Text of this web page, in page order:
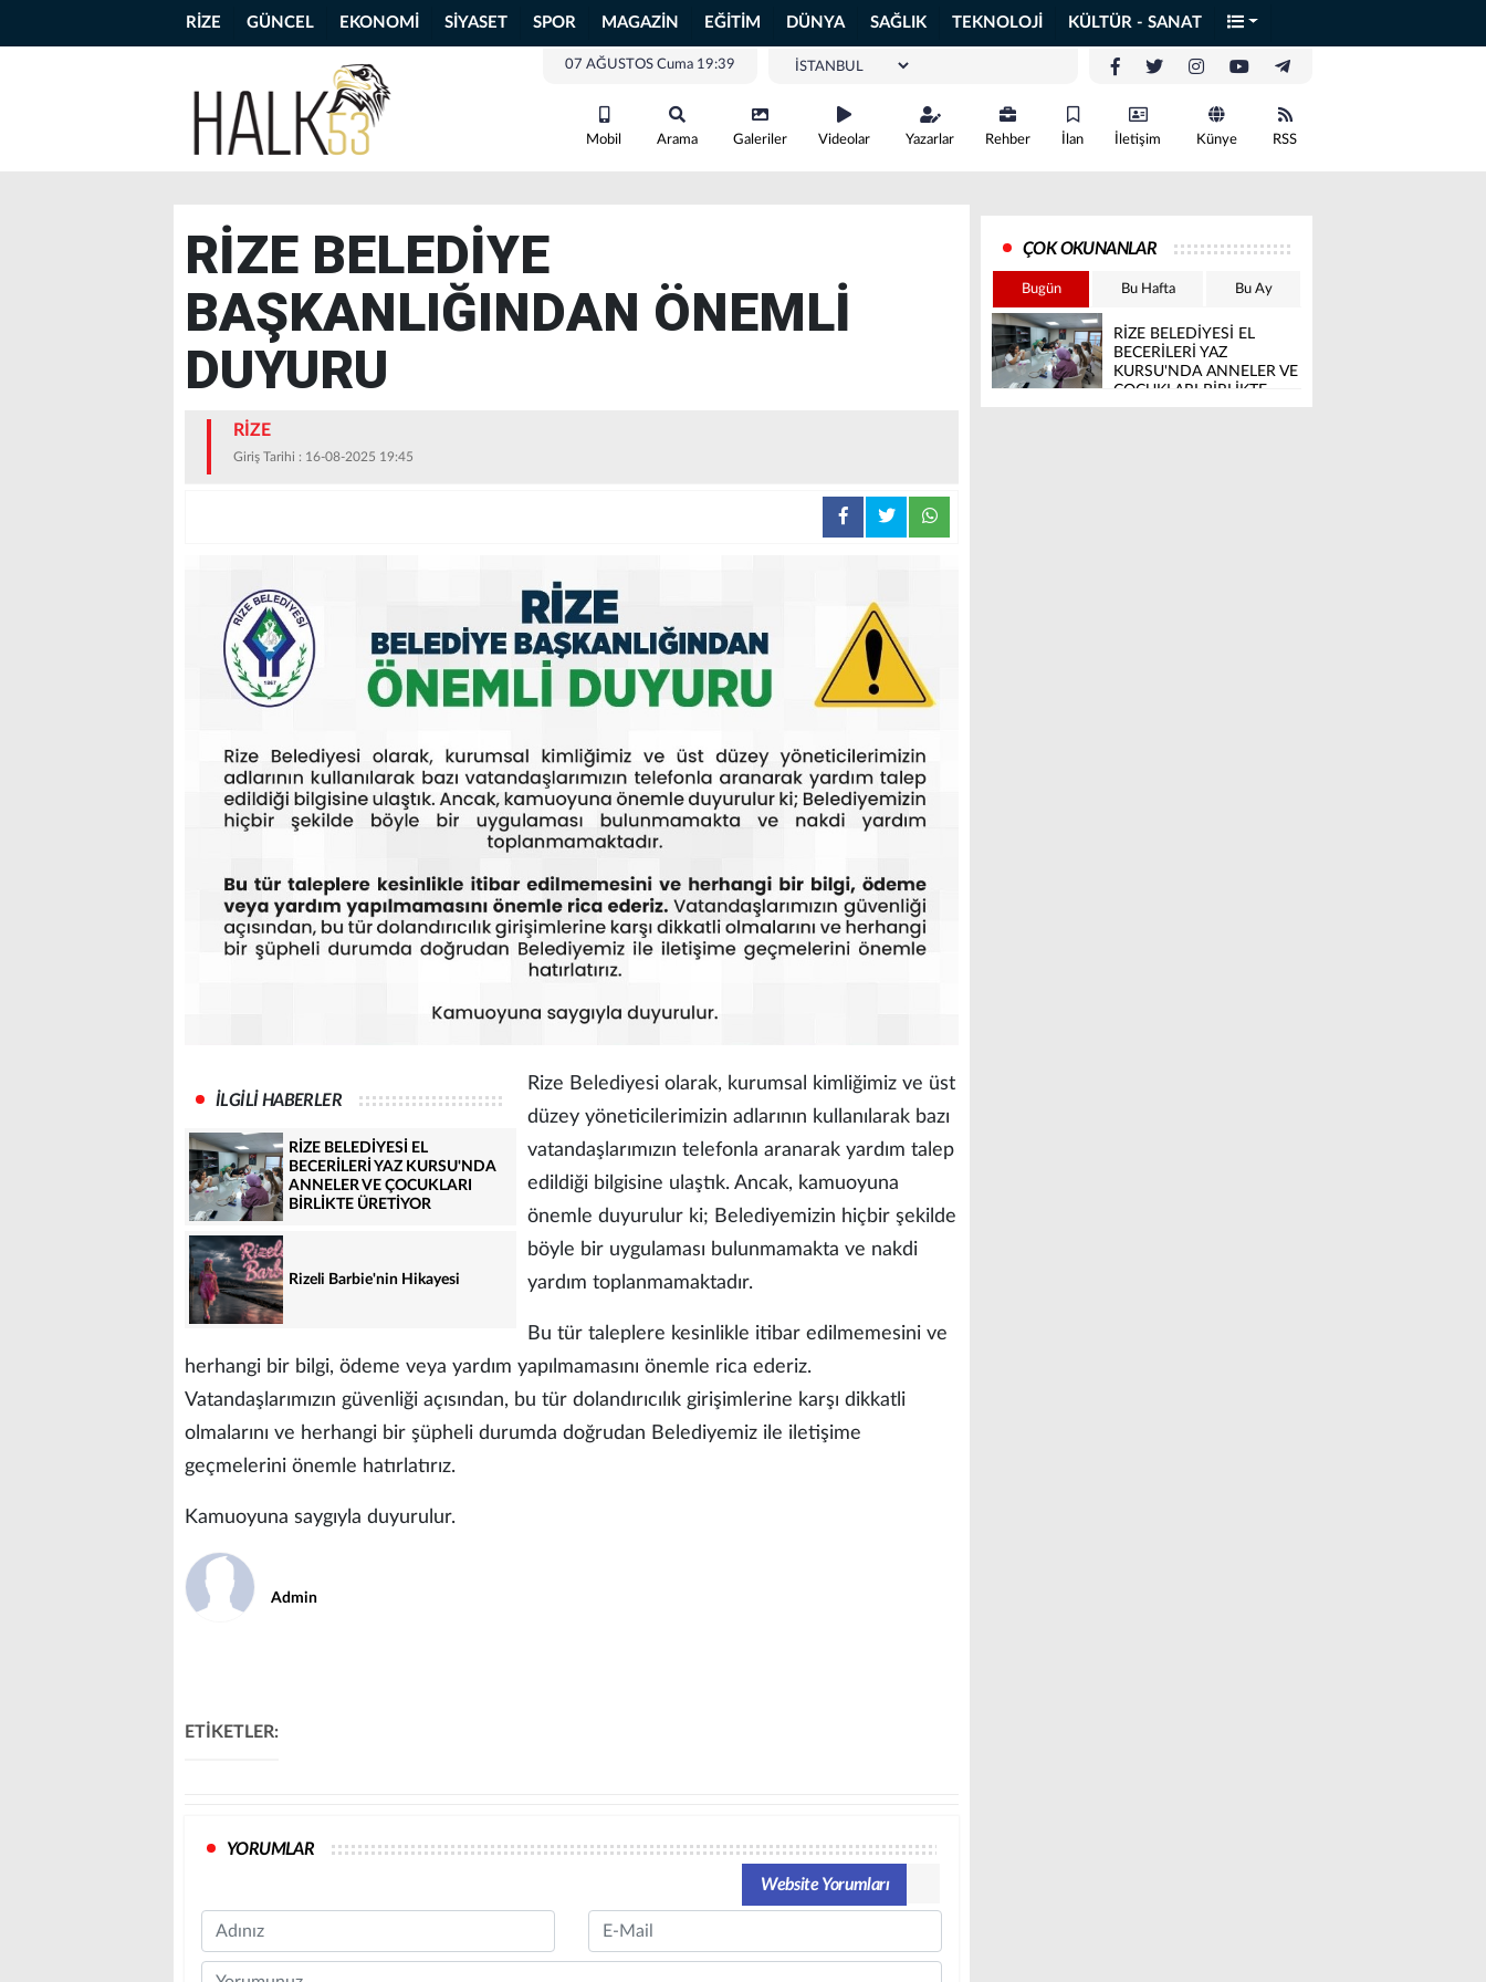
RİZE GÜNCEL EKONOMİ SİYASET SPOR MAGAZİN EĞİTİM DÜNYA SAĞLIK TEKNOLOJİ KÜLTÜR - SANAT
07 AĞUSTOS Cuma 19:39
Mobil Arama Galeriler Videolar Yazarlar Rehber İlan İletişim Künye RSS
RİZE BELEDİYE
BAŞKANLIĞINDAN ÖNEMLİ
DUYURU
RİZE
Giriş Tarihi : 16-08-2025 19:45
İLGİLİ HABERLER
RİZE BELEDİYESİ EL
BECERİLERİ YAZ KURSU'NDA
ANNELER VE ÇOCUKLARI
BİRLİKTE ÜRETİYOR
Rizeli Barbie'nin Hikayesi
Rize Belediyesi olarak, kurumsal kimliğimiz ve üst
düzey yöneticilerimizin adlarının kullanılarak bazı
vatandaşlarımızın telefonla aranarak yardım talep
edildiği bilgisine ulaştık. Ancak, kamuoyuna
önemle duyurulur ki; Belediyemizin hiçbir şekilde
böyle bir uygulaması bulunmamakta ve nakdi
yardım toplanmamaktadır.
Bu tür taleplere kesinlikle itibar edilmemesini ve
herhangi bir bilgi, ödeme veya yardım yapılmamasını önemle rica ederiz.
Vatandaşlarımızın güvenliği açısından, bu tür dolandırıcılık girişimlerine karşı dikkatli
olmalarını ve herhangi bir şüpheli durumda doğrudan Belediyemiz ile iletişime
geçmelerini önemle hatırlatırız.
Kamuoyuna saygıyla duyurulur.
Admin
ETİKETLER:
YORUMLAR
Website Yorumları
Name Email
Comment
ÇOK OKUNANLAR
Bugün Bu Hafta Bu Ay
RİZE BELEDİYESİ EL
BECERİLERİ YAZ
KURSU'NDA ANNELER VE
ÇOCUKLARI BİRLİKTE